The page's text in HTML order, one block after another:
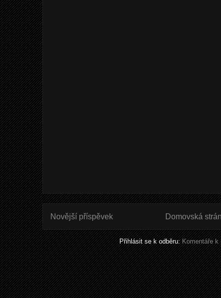
Novější příspěvek Domovská
Přihlásit se k odběru:Komentáře